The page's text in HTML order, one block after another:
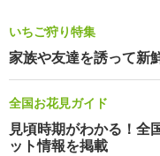
いちご狩り特集
家族や友達を誘って新
全国お花見ガイド
見頃時期がわかる！全
ット情報を掲載